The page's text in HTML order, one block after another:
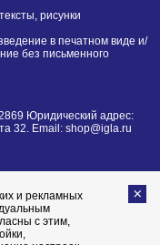
рисунки
в печатном виде и/
без письменного
Юридический адрес:
32. Email: shop@igla.ru
и рекламных
с этим,